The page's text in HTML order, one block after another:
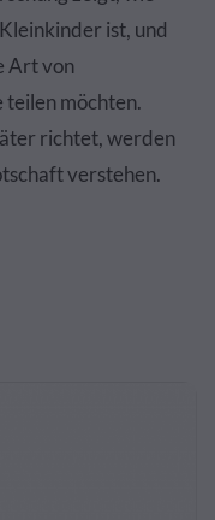
ist, und
Art von
möchten.
richtet, werden
verstehen.